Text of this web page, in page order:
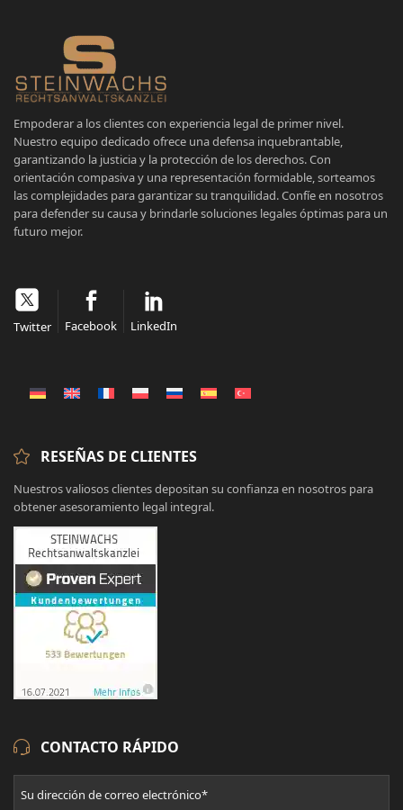
Empoderar a los clientes con experiencia legal de primer nivel.
Nuestro equipo dedicado ofrece una defensa inquebrantable,
garantizando la justicia y la protección de los derechos. Con
orientación compasiva y una representación formidable, sorteamos
las complejidades para garantizar su tranquilidad. Confíe en nosotros
para defender su causa y brindarle soluciones legales óptimas para un
futuro mejor.
Twitter Facebook LinkedIn
RESEÑAS DE CLIENTES
Nuestros valiosos clientes depositan su confianza en nosotros para
obtener asesoramiento legal integral.
CONTACTO RÁPIDO